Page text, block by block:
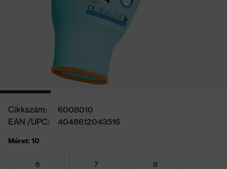
Cikkszám:
6008010
EAN /UPC:
4048612043516
Méret: 10
6 7 8